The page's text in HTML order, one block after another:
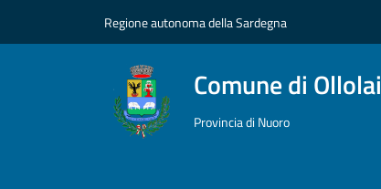
Regione autonoma della Sardegna
Comune di Ollolai
Provincia di Nuoro